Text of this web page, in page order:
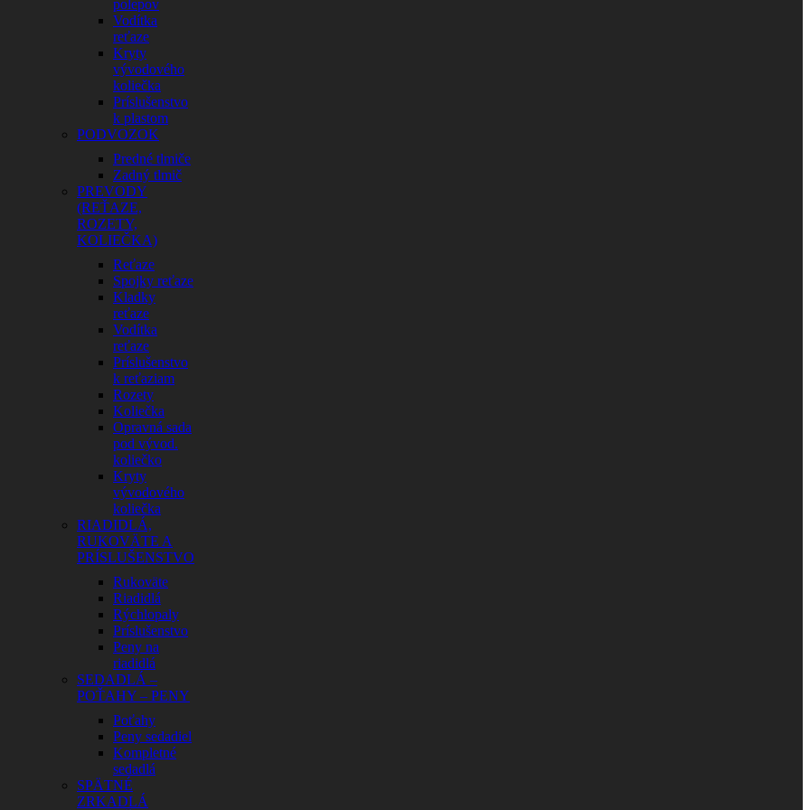
polepov
Vodítka
reťaze
Kryty
vývodového
koliečka
Príslušenstvo
k plastom
PODVOZOK
Predné tlmiče
Zadný tlmič
PREVODY
(REŤAZE,
ROZETY,
KOLIEČKA)
Reťaze
Spojky reťaze
Kladky
reťaze
Vodítka
reťaze
Príslušenstvo
k reťaziam
Rozety
Koliečka
Opravná sada
pod vývod.
koliečko
Kryty
vývodového
koliečka
RIADIDLÁ,
RUKOVÄTE A
PRÍSLUŠENSTVO
Rukoväte
Riadidlá
Rýchlopaly
Príslušenstvo
Peny na
riadidlá
SEDADLÁ –
POŤAHY – PENY
Poťahy
Peny sedadiel
Kompletné
sedadlá
SPÄTNÉ
ZRKADLÁ